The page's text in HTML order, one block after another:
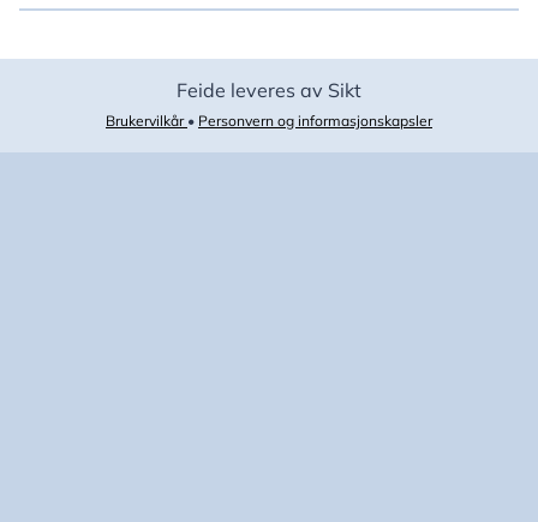
Feide leveres av Sikt
Brukervilkår • Personvern og informasjonskapsler